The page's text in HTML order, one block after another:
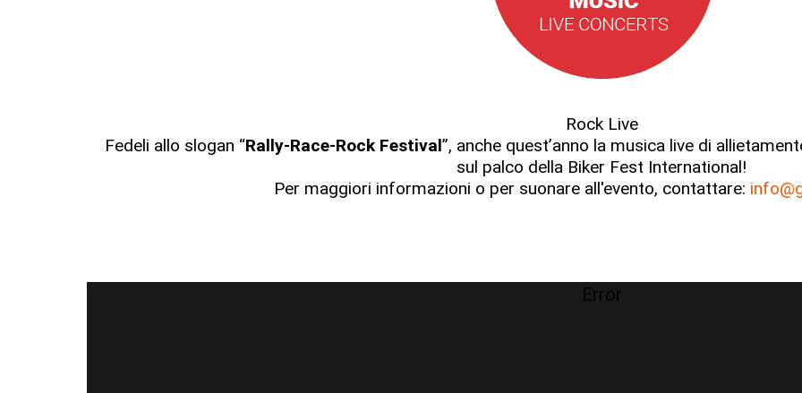
Rock Live
Fedeli allo slogan “Rally-Race-Rock Festival”, anche quest’anno la musica live di
sul palco della Biker Fest International!
Per maggiori informazioni o per suonare all'evento, contattare:
Error